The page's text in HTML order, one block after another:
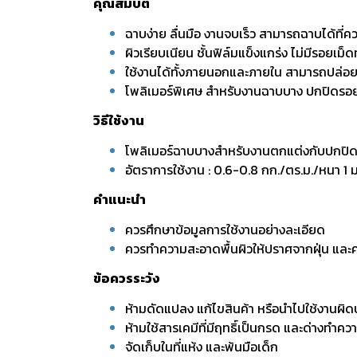
ฉาบง่าย ลื่นมือ งานจบเร็ว สามารถฉาบได้ที่
ผิวเรียบเนียน ชั้นฟิล์มแข็งแกร่ง ไม่มีรอยเม็ด
ใช้งานได้ทั้งภายนอกและภายใน สามารถปล่
โพลิเมอร์พิเศษ สำหรับงานฉาบบาง ปกปิดร
วิธีใช้งาน
โพลิเมอร์ฉาบบางสำหรับงานตกแต่งกับปกปิ
อัตราการใช้งาน : 0.6-0.8 กก./ตร.ม./หนา 1
คำแนะนำ
ควรศึกษาข้อมูลการใช้งานอย่างละเอียด
ควรทำความสะอาดพื้นผิวให้ปราศจากฝุ่น และ
ข้อควรระวัง
ห้ามดัดแปลง แก้ไขสินค้า หรือนำไปใช้งานผิด
ห้ามใช้สารเคมีที่มีฤทธิ์เป็นกรด และด่างทำคว
จัดเก็บในที่แห้ง และพ้นมือเด็ก